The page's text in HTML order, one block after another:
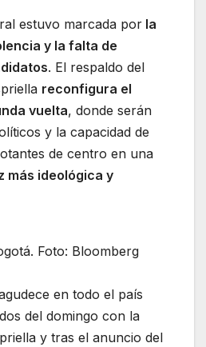
estuvo marcada por la
y la falta de
. El respaldo del
reconfigura el
vuelta, donde serán
y la capacidad de
de centro en una
más ideológica y
Foto: Bloomberg
en todo el país
del domingo con la
y tras el anuncio del